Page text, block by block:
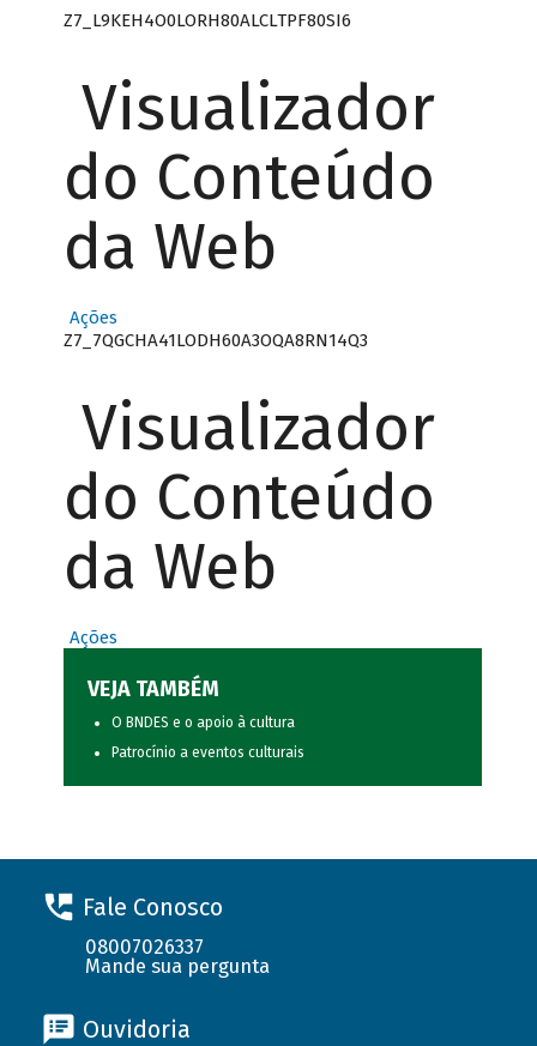
Z7_L9KEH4O0LORH80ALCLTPF80SI6
Visualizador
do Conteúdo
da Web
Ações
Z7_7QGCHA41LODH60A3OQA8RN14Q3
Visualizador
do Conteúdo
da Web
Ações
VEJA TAMBÉM
O BNDES e o apoio à cultura
Patrocínio a eventos culturais
Fale Conosco
08007026337
Mande sua pergunta
Ouvidoria